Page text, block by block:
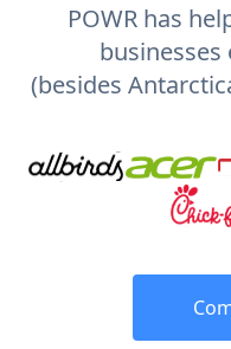
POWR has
(besides